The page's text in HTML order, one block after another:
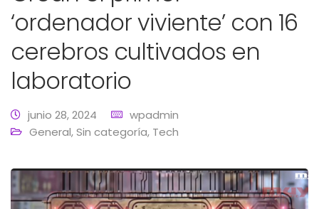
‘ordenador viviente’ con 16
cerebros cultivados en
laboratorio
junio 28, 2024
wpadmin
General,Sin categoría, Tech